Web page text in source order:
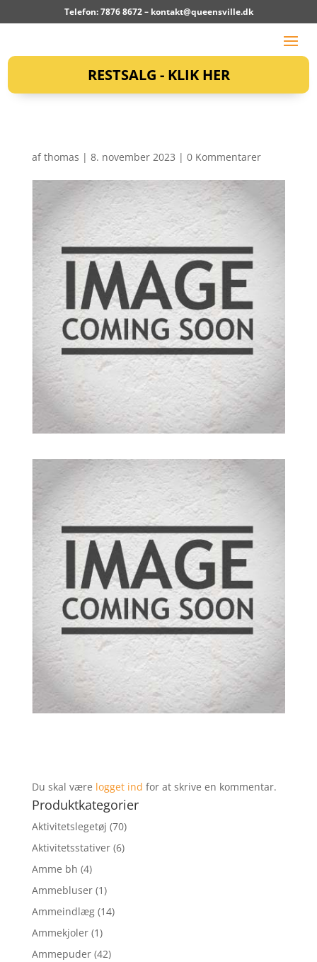
Telefon: 7876 8672 – kontakt@queensville.dk
RESTSALG - KLIK HER
afthomas | 8. november 2023 | 0 Kommentarer
Du skal være logget ind for at skrive en kommentar.
Produktkategorier
Aktivitetslegetøj (70)
Aktivitetsstativer (6)
Amme bh (4)
Ammebluser (1)
Ammeindlæg (14)
Ammekjoler (1)
Ammepuder (42)